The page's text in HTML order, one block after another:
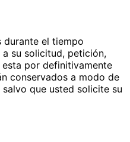
durante el tiempo
su solicitud, petición,
por definitivamente
conservados a modo de
que usted solicite su